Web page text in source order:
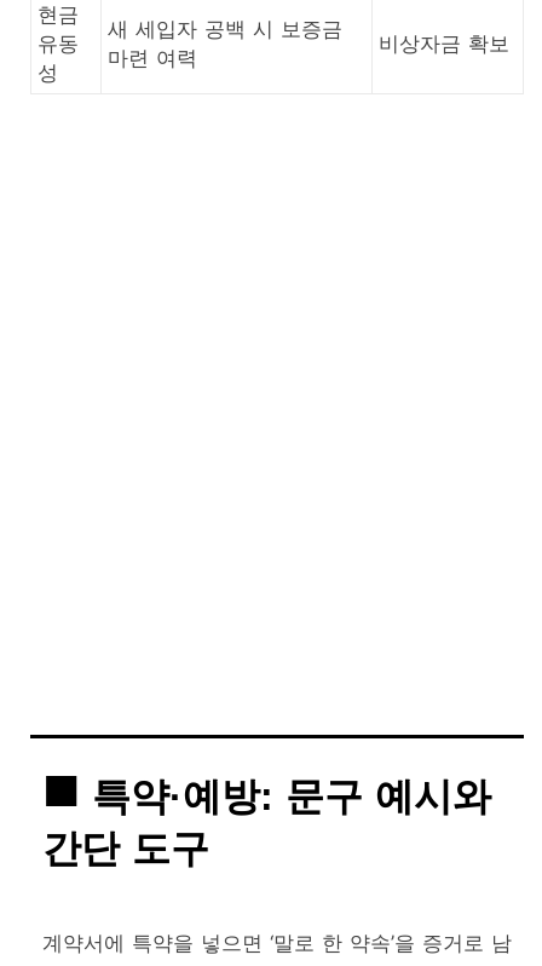
현금
유동
성
새 세입자 공백 시 보증금
마련 여력
비상자금 확보
특약·예방: 문구 예시와
간단 도구
계약서에 특약을 넣으면 ‘말로 한 약속’을 증거로 남